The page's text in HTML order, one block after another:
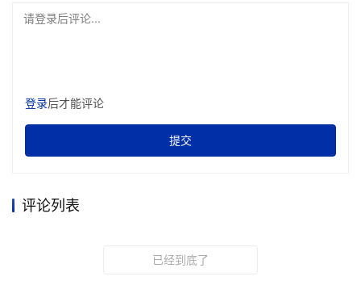
英特尔公司称其可以尽量克服写入放大的问题及增大30倍
说这当前还是一个商业机密。
Grimsrud公司的Unsworth说英特尔的闪存采用了10通路控
司即将发布固态硬盘产品系列，这一产品线的产品写入和读
Grimsrud 是英特尔公司新型高性能SATA固态硬盘产品线开
请登录后评论...
登录后才能评论
提交
评论列表
已经到底了